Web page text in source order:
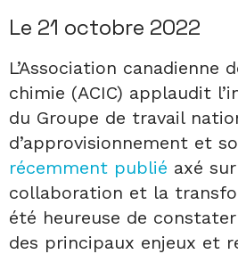
Le 21 octobre 2022
L’Association canadienne
chimie (ACIC) applaudit
du Groupe de travail
d’approvisionnement et
récemment publié axé
collaboration et la
été heureuse de
des principaux enjeux et